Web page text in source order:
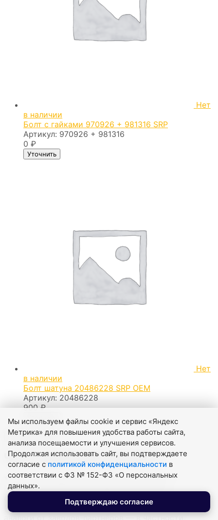
Нет
в наличии
Болт с гайками 970926 + 981316 SRP
Артикул: 970926 + 981316
0 ₽
Уточнить
Нет
в наличии
Болт шатуна 20486228 SRP OEM
Артикул: 20486228
900₽
Уточнить
Показать ещё
Часто задаваемые вопросы
Это оригинальные запчасти или аналоги?
В каталоге «РЕНТАЛ+» представлены как
оригинальные детали производителей техники
(CATERPILLAR, VOLVO и др.), так и проверенные
аналоги от заводов-партнёров — в частности,
Мы используем файлы cookie и сервис «Яндекс
Метрика» для повышения удобства работы сайта,
анализа посещаемости и улучшения сервисов.
Продолжая использовать сайт, вы подтверждаете
согласие с политикой конфиденциальности в
соответствии с ФЗ № 152-ФЗ «О персональных
данных».
Подтверждаю согласие